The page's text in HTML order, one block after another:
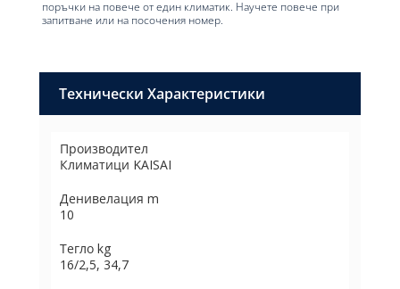
поръчки на повече от един климатик. Научете повече при
запитване или на посочения номер.
Технически Характеристики
Производител
Климатици KAISAI
Денивелация m
10
Тегло kg
16/2,5, 34,7